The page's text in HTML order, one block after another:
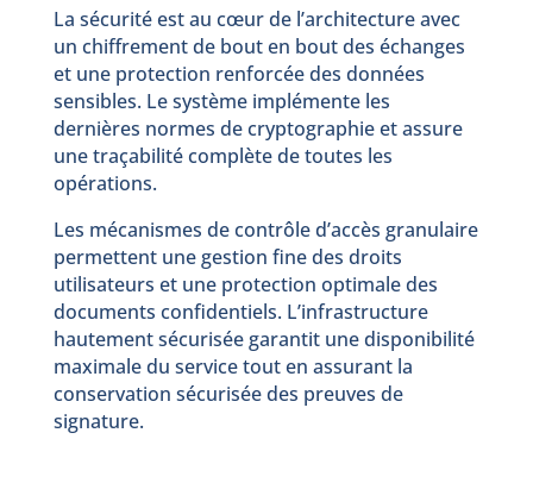
La sécurité est au cœur de l’architecture avec
un chiffrement de bout en bout des échanges
et une protection renforcée des données
sensibles. Le système implémente les
dernières normes de cryptographie et assure
une traçabilité complète de toutes les
opérations.
Les mécanismes de contrôle d’accès granulaire
permettent une gestion fine des droits
utilisateurs et une protection optimale des
documents confidentiels. L’infrastructure
hautement sécurisée garantit une disponibilité
maximale du service tout en assurant la
conservation sécurisée des preuves de
signature.